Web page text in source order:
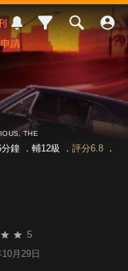
請
THE
鐘 ． 輔12級 ． 評分6.8．
5
月29日